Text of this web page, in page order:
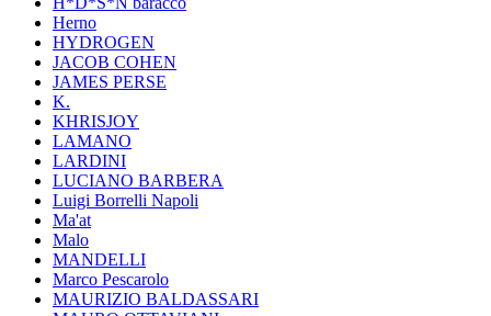
Herno
HYDROGEN
JACOB COHEN
JAMES PERSE
K.
KHRISJOY
LAMANO
LARDINI
LUCIANO BARBERA
Luigi Borrelli Napoli
Ma'at
Malo
MANDELLI
Marco Pescarolo
MAURIZIO BALDASSARI